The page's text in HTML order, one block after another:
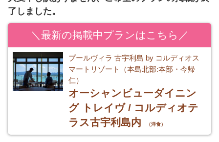
了しました。
＼最新の掲載中プランはこちら／
プールヴィラ 古宇利島 by コルディオス
マートリゾート（本島北部:本部・今帰
仁）
オーシャンビューダイニン
グ トレイヴ / コルディオテ
ラス古宇利島内
（洋食）